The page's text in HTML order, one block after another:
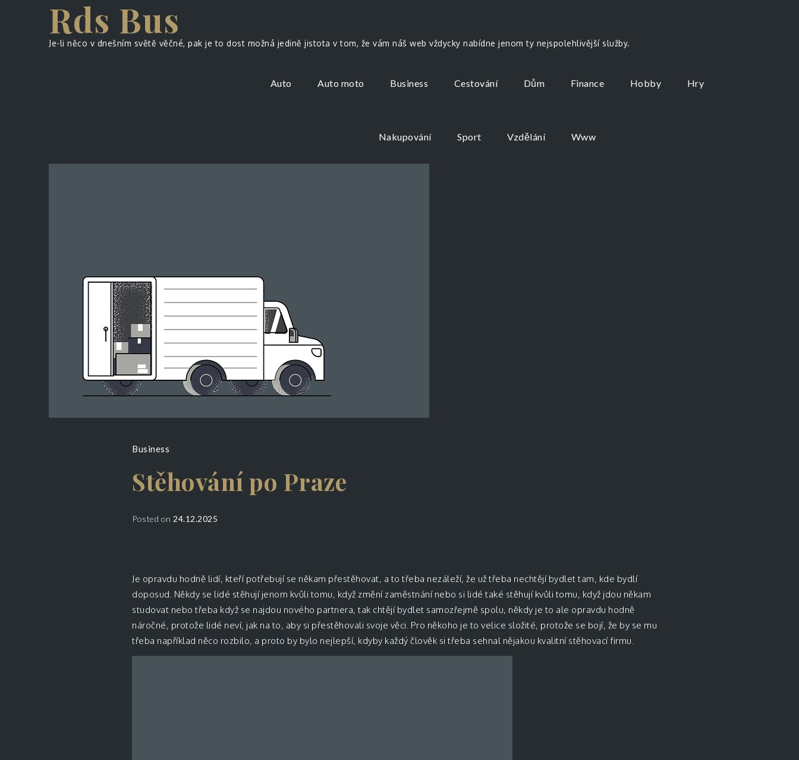
Rds Bus
Je-li něco v dnešním světě věčné, pak je to dost možná jedině jistota v tom, že vám náš web vždycky nabídne jenom ty nejspolehlivější služby.
Auto Auto moto Business Cestování Dům Finance Hobby Hry
Nakupování Sport Vzdělání Www
Business
Stěhování po Praze
Posted on 24.12.2025
Je opravdu hodně lidí, kteří potřebují se někam přestěhovat, a to třeba nezáleží, že už třeba nechtějí bydlet tam, kde bydlí
doposud. Někdy se lidé stěhují jenom kvůli tomu, když změní zaměstnání nebo si lidé také stěhují kvůli tomu, když jdou někam
studovat nebo třeba když se najdou nového partnera, tak chtějí bydlet samozřejmě spolu, někdy je to ale opravdu hodně
náročné, protože lidé neví, jak na to, aby si přestěhovali svoje věci. Pro někoho je to velice složité, protože se bojí, že by se mu
třeba například něco rozbilo, a proto by bylo nejlepší, kdyby každý člověk si třeba sehnal nějakou kvalitní stěhovací firmu.